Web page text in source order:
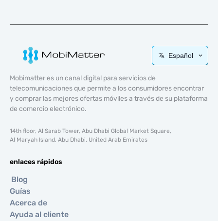
Español
Mobimatter es un canal digital para servicios de
telecomunicaciones que permite a los consumidores encontrar
y comprar las mejores ofertas móviles a través de su plataforma
de comercio electrónico.
14th floor, Al Sarab Tower, Abu Dhabi Global Market Square,
Al Maryah Island, Abu Dhabi, United Arab Emirates
enlaces rápidos
Blog
Guías
Acerca de
Ayuda al cliente